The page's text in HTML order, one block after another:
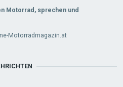
Motorrad, sprechen und
Motorradmagazin.at